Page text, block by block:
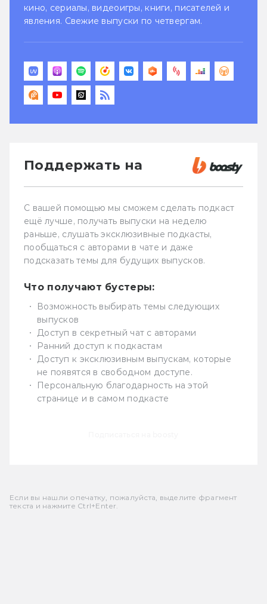
кино, сериалы, видеоигры, книги, писателей и
явления. Свежие выпуски по четвергам.
Поддержать на
С вашей помощью мы сможем сделать подкаст
ещё лучше, получать выпуски на неделю
раньше, слушать эксклюзивные подкасты,
пообщаться с авторами в чате и даже
подсказать темы для будущих выпусков.
Что получают бустеры:
Возможность выбирать темы следующих
выпусков
Доступ в секретный чат с авторами
Ранний доступ к подкастам
Доступ к эксклюзивным выпускам, которые
не появятся в свободном доступе.
Персональную благодарность на этой
странице и в самом подкасте
Если вы нашли опечатку, пожалуйста, выделите фрагмент
текста и нажмите Ctrl+Enter.